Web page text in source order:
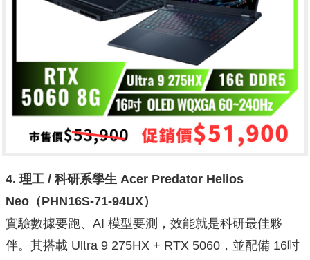
4. 理工 / 科研系學生 Acer Predator Helios
Neo （PHN16S-71-94UX）
實驗數據要跑、AI 模型要測，效能就是科研最佳夥
伴。其搭載 Ultra 9 275HX + RTX 5060，並配備 16吋